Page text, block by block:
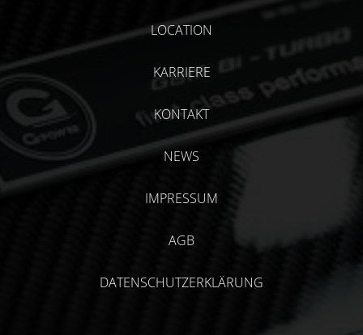
LOCATION
KARRIERE
KONTAKT
NEWS
IMPRESSUM
AGB
DATENSCHUTZERKLÄRUNG